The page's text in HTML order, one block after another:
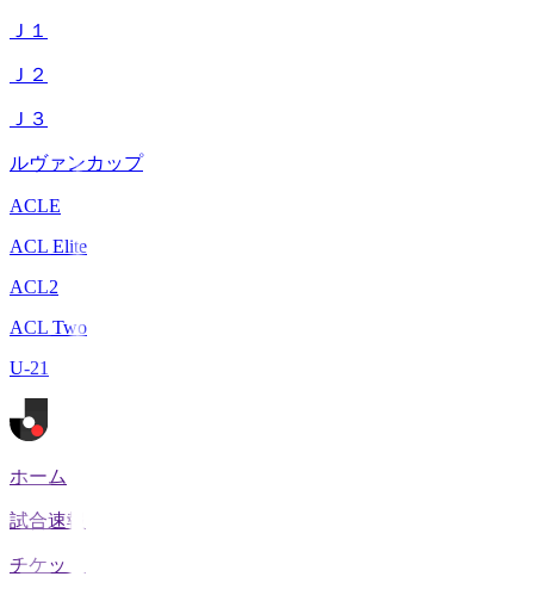
Ｊ１
Ｊ２
Ｊ３
ルヴァンカップ
ACLE
ACL Elite
ACL2
ACL Two
U-21
ホーム
試合速報
チケット